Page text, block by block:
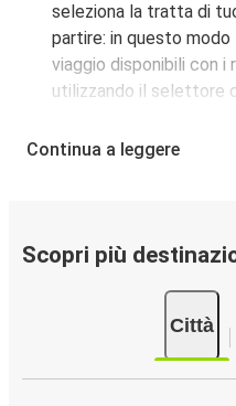
seleziona la tratta di
partire: in questo
viaggio disponibili con i
utilizzando il selettore
interattiva.
pagina.
popolari sono: Ankara,
Continua a leggere
Scopri più
Città